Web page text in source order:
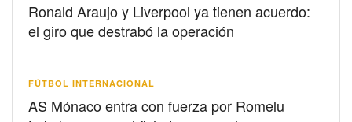
Ronald Araujo y Liverpool ya tienen acuerdo:
el giro que destrabó la operación
FÚTBOL INTERNACIONAL
AS Mónaco entra con fuerza por Romelu